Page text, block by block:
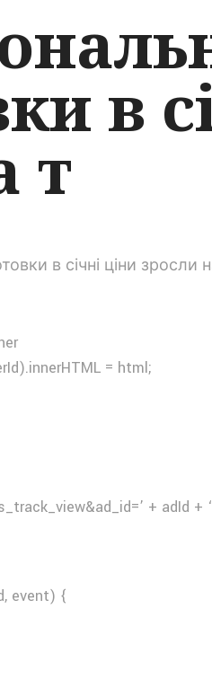
в
т
= html;
+ adId +
event) {